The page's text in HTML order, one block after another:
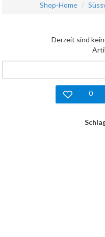
Shop-Home
Derzeit sind
0